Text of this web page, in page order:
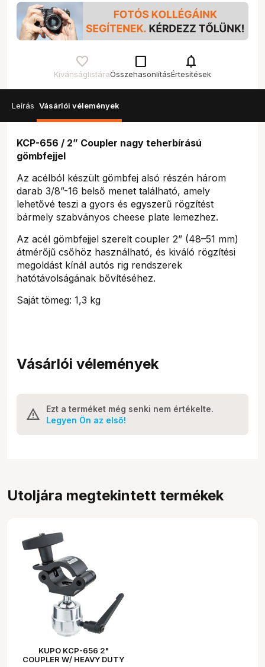
Kívánságlistára
check_box_outline_blank
Összehasonlítás
notifications
Értesítések
Leírás Vásárlói vélemények
KCP-656 / 2” Coupler nagy teherbírású
gömbfejjel
Az acélból készült gömbfej alsó részén három
darab 3/8”-16 belső menet található, amely
lehetővé teszi a gyors és egyszerű rögzítést
bármely szabványos cheese plate lemezhez.
Az acél gömbfejjel szerelt coupler 2” (48–51 mm)
átmérőjű csőhöz használható, és kiváló rögzítési
megoldást kínál autós rig rendszerek
hatótávolságának bővítéséhez.
Saját tömeg: 1,3 kg
Vásárlói vélemények
Ezt a terméket még senki nem értékelte.
Legyen Ön az első!
Utoljára megtekintett termékek
KUPO KCP-656 2"
COUPLER W/ HEAVY DUTY